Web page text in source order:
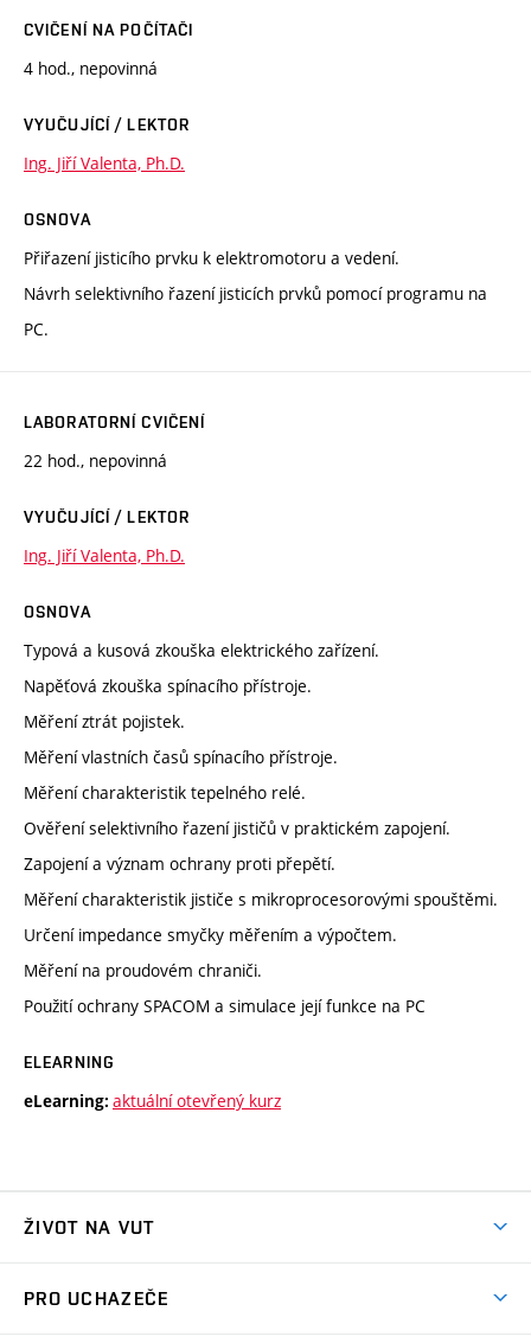
CVIČENÍ NA POČÍTAČI
4 hod., nepovinná
VYUČUJÍCÍ / LEKTOR
Ing. Jiří Valenta, Ph.D.
OSNOVA
Přiřazení jisticího prvku k elektromotoru a vedení.
Návrh selektivního řazení jisticích prvků pomocí programu na
PC.
LABORATORNÍ CVIČENÍ
22 hod., nepovinná
VYUČUJÍCÍ / LEKTOR
Ing. Jiří Valenta, Ph.D.
OSNOVA
Typová a kusová zkouška elektrického zařízení.
Napěťová zkouška spínacího přístroje.
Měření ztrát pojistek.
Měření vlastních časů spínacího přístroje.
Měření charakteristik tepelného relé.
Ověření selektivního řazení jističů v praktickém zapojení.
Zapojení a význam ochrany proti přepětí.
Měření charakteristik jističe s mikroprocesorovými spouštěmi.
Určení impedance smyčky měřením a výpočtem.
Měření na proudovém chraniči.
Použití ochrany SPACOM a simulace její funkce na PC
ELEARNING
eLearning: aktuální otevřený kurz
ŽIVOT NA VUT
PRO UCHAZEČE